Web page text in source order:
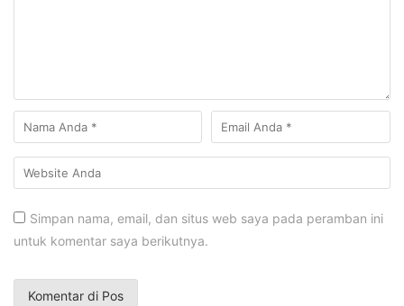
Simpan nama, email, dan situs web saya pada peramban ini
untuk komentar saya berikutnya.